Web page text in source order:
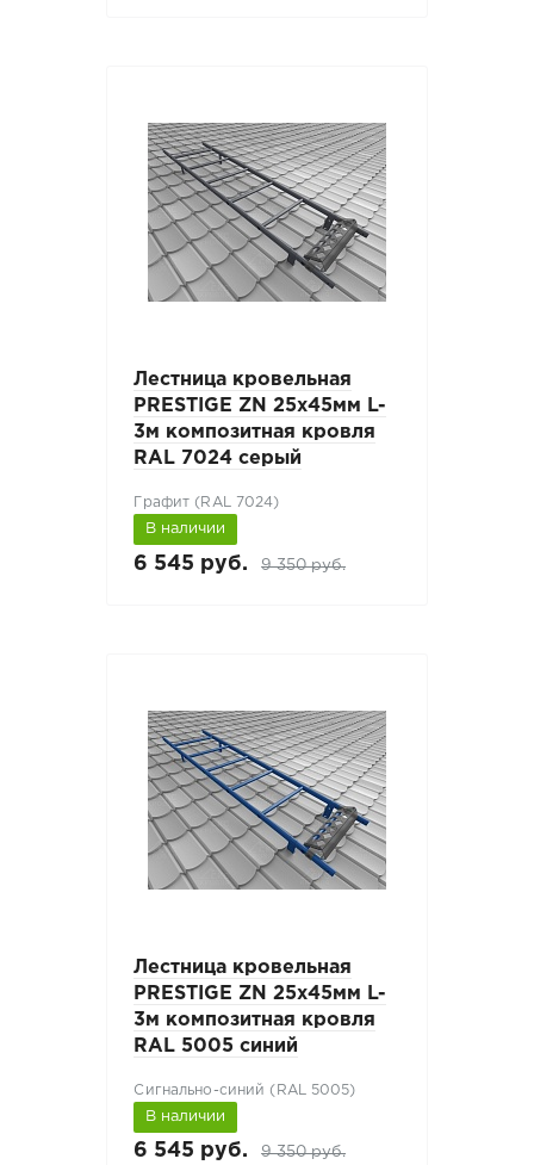
Лестница кровельная
PRESTIGE ZN 25x45мм L-
3м композитная кровля
RAL 7024 серый
Графит (RAL 7024)
В наличии
6 545 руб. 9 350 руб.
Лестница кровельная
PRESTIGE ZN 25x45мм L-
3м композитная кровля
RAL 5005 синий
Сигнально-синий (RAL 5005)
В наличии
6 545 руб. 9 350 руб.